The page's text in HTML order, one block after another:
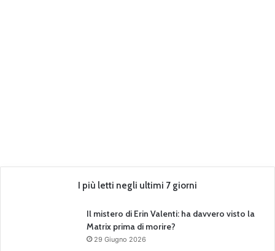
I più letti negli ultimi 7 giorni
Il mistero di Erin Valenti: ha davvero visto la
Matrix prima di morire?
29 Giugno 2026